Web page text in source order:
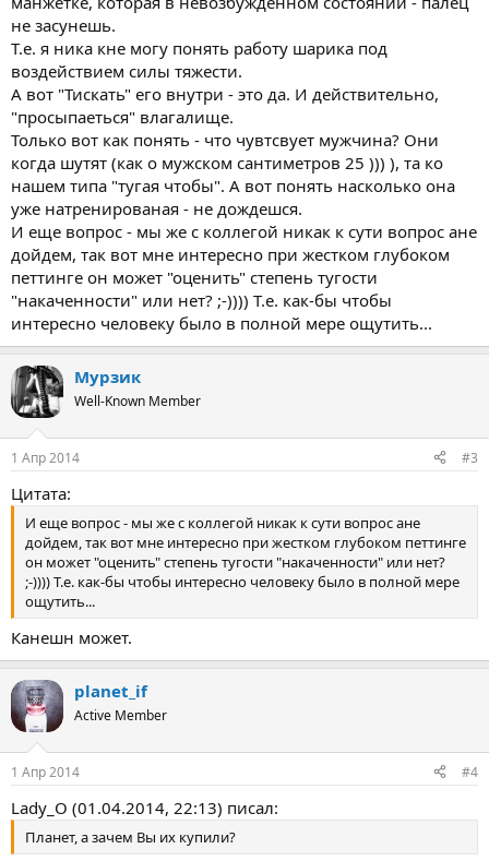
не засунешь.
Т.е. я ника кне могу понять работу шарика под
воздействием силы тяжести.
А вот "Тискать" его внутри - это да. И действительно,
"просыпаеться" влагалище.
Только вот как понять - что чувтсвует мужчина? Они
когда шутят (как о мужском сантиметров 25 ))) ), та ко
нашем типа "тугая чтобы". А вот понять насколько она
уже натренированая - не дождешся.
И еще вопрос - мы же с коллегой никак к сути вопрос ане
дойдем, так вот мне интересно при жестком глубоком
петтинге он может "оценить" степень тугости
"накаченности" или нет? ;-)))) Т.е. как-бы чтобы
интересно человеку было в полной мере ощутить...
Мурзик
Well-Known Member
1 Апр 2014 #3
Цитата:
И еще вопрос - мы же с коллегой никак к сути вопрос ане
дойдем, так вот мне интересно при жестком глубоком петтинге
он может "оценить" степень тугости "накаченности" или нет?
;-)))) Т.е. как-бы чтобы интересно человеку было в полной мере
ощутить...
Канешн может.
planet_if
Active Member
1 Апр 2014 #4
Lady_O (01.04.2014, 22:13) писал:
Планет, а зачем Вы их купили?